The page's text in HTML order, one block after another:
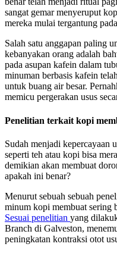
sangat gemar menyeruput
mereka mulai tergantung
Salah satu anggapan paling
kebanyakan orang adalah
pada asupan kafein dalam
minuman berbasis kafein
untuk buang air besar.
memicu pergerakan usus
Penelitian terkait kopi
Sudah menjadi kepercayaan
seperti teh atau kopi bisa
demikian akan membuat
apakah ini benar?
Menurut sebuah sebuah
minum kopi membuat sering
Sesuai penelitian yang
Branch di Galveston,
peningkatan kontraksi otot